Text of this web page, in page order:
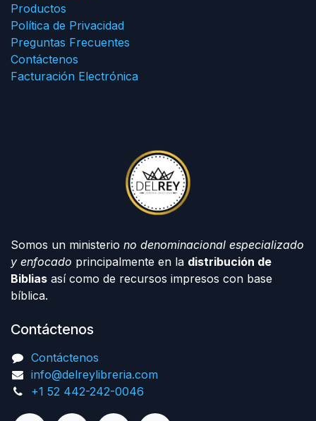
Productos
Política de Privacidad
Preguntas Frecuentes
Contáctenos
Facturación Electrónica
Somos un ministerio no denominacional especializado
y enfocado principalmente en la distribución de
Biblias así como de recursos impresos con base
bíblica.
Contáctenos
Contáctenos
info@delreylibreria.com
+1 52 442-242-0046